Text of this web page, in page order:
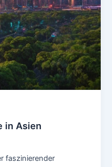
in Asien
faszinierender